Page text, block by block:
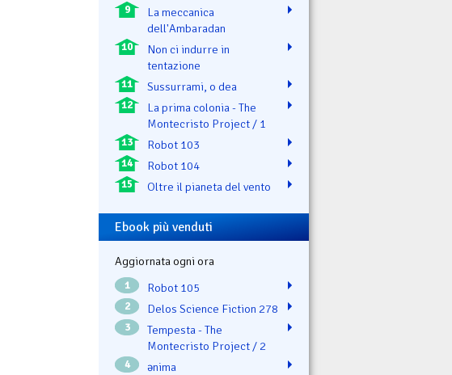
9
La meccanica
dell'Ambaradan
10
Non ci indurre in
tentazione
11 Sussurrami, o dea
12
La prima colonia - The
Montecristo Project / 1
13 Robot 103
14 Robot 104
15 Oltre il pianeta del vento
Ebook più venduti
Aggiornata ogni ora
1 Robot 105
2 Delos Science Fiction 278
3
Tempesta - The
Montecristo Project / 2
4 ənima